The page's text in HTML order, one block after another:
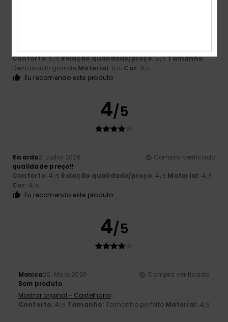
Sweet igual à imagem, pensava que não era cardada
Conforto: 5/5 Relação qualidade/preço: 5/5 Tamanho:
Demasiado grande Material: 5 /5 Cor: 5/5
Eu recomendo este produto
4/5
Ricardo2. Julho 2026
Compra verificada
qualidade preço!!
Conforto: 4 /5 Relação qualidade/preço: 4 /5 Material: 4/5
Cor: 4/5
Eu recomendo este produto
4/5
Monica26. Maio 2026
Compra verificada
Bom produto
Mostrar original - Castelhano
Conforto: 4/5 Tamanho: Tamanho perfeito Material: 4/5